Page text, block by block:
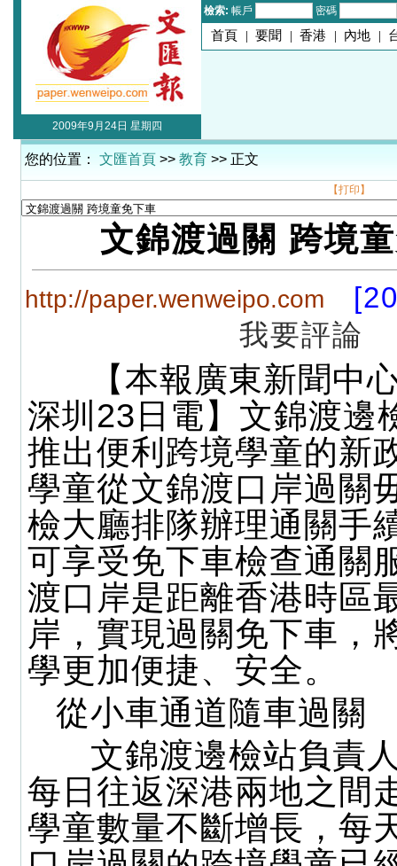
檢索: 帳戶 密碼
首頁 | 要聞 | 香港 | 內地 |
2009年9月24日 星期四
您的位置： 文匯首頁 >> 教育 >> 正文
【打印】
文錦渡過關 跨境
http://paper.wenweipo.com
我要評論
【本報廣東新聞中
深圳23日電】文錦渡邊
推出便利跨境學童的新
學童從文錦渡口岸過關
檢大廳排隊辦理通關手
可享受免下車檢查通關
渡口岸是距離香港時區
岸，實現過關免下車，
學更加便捷、安全。
從小車通道隨車過關
文錦渡邊檢站負責
每日往返深港兩地之間
學童數量不斷增長，每